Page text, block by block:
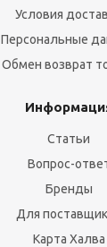
Условия
Персональные
Обмен возврат
Статьи
Вопрос-
Бренды
Для
Карта Халва